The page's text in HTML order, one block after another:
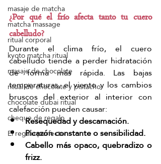
masaje de matcha
matcha massage
ritual corporal
kyoto matcha ritual
masaje de chocolate
ritual de chocolate y pistacho
chocolate dubai ritual
cheque de regalo
El regalo perfecto
¿Por qué el frío afecta tanto tu cuero
cabelludo?
Durante el clima frío, el cuero
cabelludo tiende a perder hidratación
de forma más rápida. Las bajas
temperaturas, el viento y los cambios
bruscos del exterior al interior con
calefacción pueden causar:
Resequedad y descamación.
Picazón constante o sensibilidad.
Cabello más opaco, quebradizo o
frizz.